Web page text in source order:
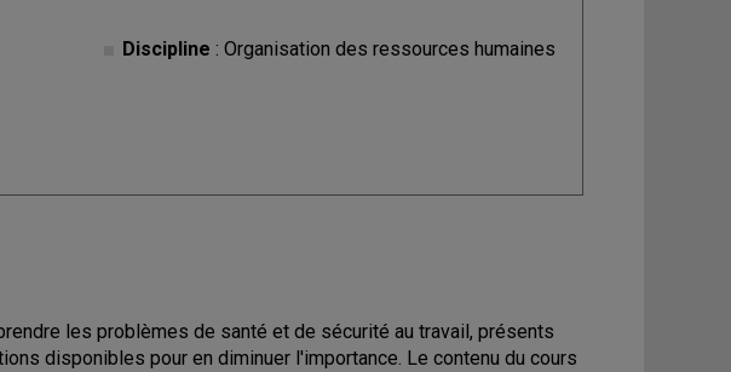
Discipline : Organisation des ressources humaines
les problèmes de santé et de sécurité au travail, présents
disponibles pour en diminuer l'importance. Le contenu du cours